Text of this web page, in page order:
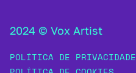
2024 © Vox Artist
POLÍTICA DE PRIVACIDADE